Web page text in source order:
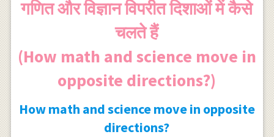
गणित और विज्ञान विपरीत दिशाओं में कैसे
चलते हैं
(How math and science move in
opposite directions?)
How math and science move in opposite
directions?